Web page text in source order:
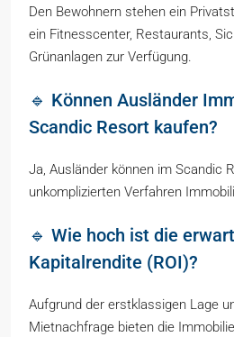
Den Bewohnern stehen ein
ein Fitnesscenter, Restaurants,
Grünanlagen zur Verfügung.
🔹 Können Ausländer
Scandic Resort kaufen?
Ja, Ausländer können im Scandic
unkomplizierten Verfahren
🔹 Wie hoch ist die
Kapitalrendite (ROI)?
Aufgrund der erstklassigen Lage
Mietnachfrage bieten die